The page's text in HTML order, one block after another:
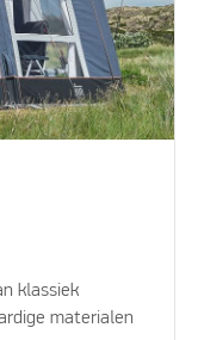
klassiek
materialen